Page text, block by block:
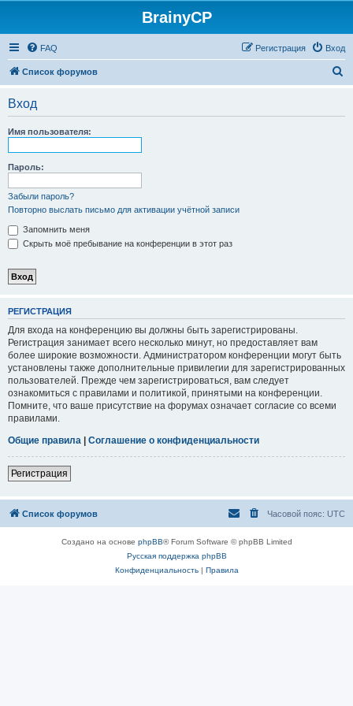
BrainyCP
FAQ Вход
Регистрация
Список форумов
Вход
Имя пользователя:
Пароль:
Забыли пароль?
Повторно выслать письмо для активации учётной записи
Запомнить меня
Скрыть моё пребывание на конференции в этот раз
РЕГИСТРАЦИЯ
Для входа на конференцию вы должны быть зарегистрированы.
Регистрация занимает всего несколько минут, но предоставляет вам
более широкие возможности. Администратором конференции могут быть
установлены также дополнительные привилегии для зарегистрированных
пользователей. Прежде чем зарегистрироваться, вам следует
ознакомиться с правилами и политикой, принятыми на конференции.
Помните, что ваше присутствие на форумах означает согласие со всеми
правилами.
Общие правила | Соглашение о конфиденциальности
Регистрация
Список форумов Часовой пояс: UTC
Создано на основе phpBB® Forum Software © phpBB Limited
Русская поддержка phpBB
Конфиденциальность| Правила